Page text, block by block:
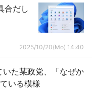
合だし
2025/10/20(Mo) 14:40
た某政党、「なぜか
いる模様